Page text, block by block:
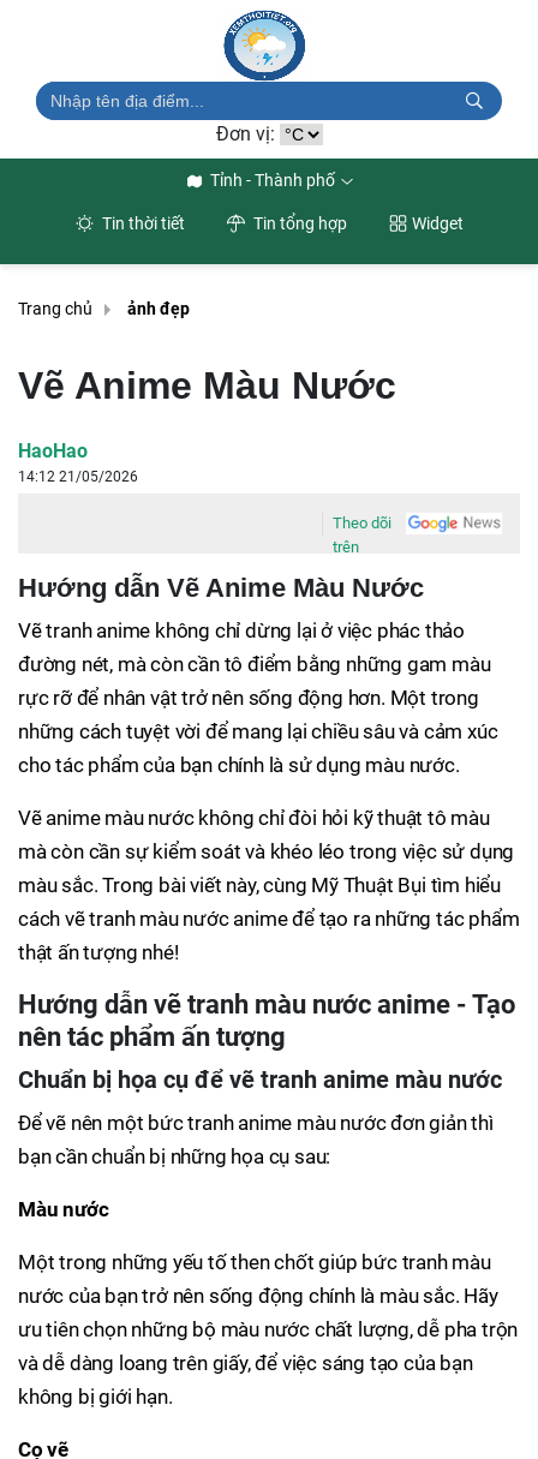
Đơn vị:
Tỉnh - Thành phố
Tin thời tiết Tin tổng hợp Widget
Trang chủ ảnh đẹp
Vẽ Anime Màu Nước
HaoHao
14:12 21/05/2026
Theo dõi
trên
Hướng dẫn Vẽ Anime Màu Nước
Vẽ tranh anime không chỉ dừng lại ở việc phác thảo
đường nét, mà còn cần tô điểm bằng những gam màu
rực rỡ để nhân vật trở nên sống động hơn. Một trong
những cách tuyệt vời để mang lại chiều sâu và cảm xúc
cho tác phẩm của bạn chính là sử dụng màu nước.
Vẽ anime màu nước không chỉ đòi hỏi kỹ thuật tô màu
mà còn cần sự kiểm soát và khéo léo trong việc sử dụng
màu sắc. Trong bài viết này, cùng Mỹ Thuật Bụi tìm hiểu
cách vẽ tranh màu nước anime để tạo ra những tác phẩm
thật ấn tượng nhé!
Hướng dẫn vẽ tranh màu nước anime - Tạo
nên tác phẩm ấn tượng
Chuẩn bị họa cụ để vẽ tranh anime màu nước
Để vẽ nên một bức tranh anime màu nước đơn giản thì
bạn cần chuẩn bị những họa cụ sau:
Màu nước
Một trong những yếu tố then chốt giúp bức tranh màu
nước của bạn trở nên sống động chính là màu sắc. Hãy
ưu tiên chọn những bộ màu nước chất lượng, dễ pha trộn
và dễ dàng loang trên giấy, để việc sáng tạo của bạn
không bị giới hạn.
Cọ vẽ